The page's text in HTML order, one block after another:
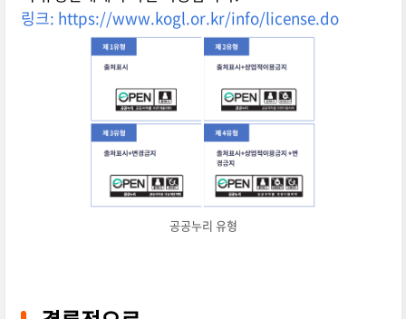
링크: https://www.kogl.or.kr/info/license.do
공공누리 유형